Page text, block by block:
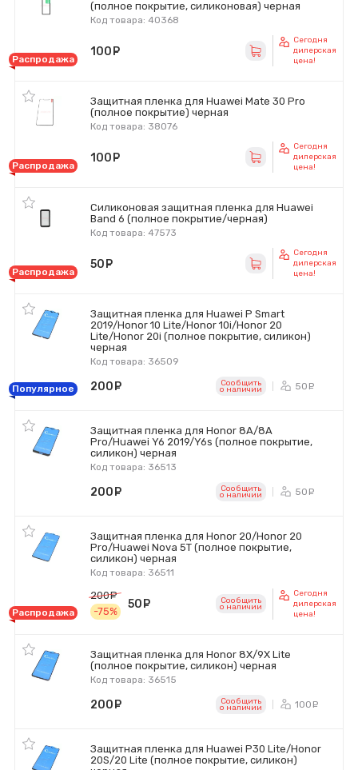
(полное покрытие, силиконовая) черная
Код товара: 40368
Распродажа
100
Сегодня
дилерская
цена!
Защитная пленка для Huawei Mate 30 Pro
(полное покрытие) черная
Код товара: 38076
Распродажа
100
Сегодня
дилерская
цена!
Силиконовая защитная пленка для Huawei
Band 6 (полное покрытие/черная)
Код товара: 47573
Распродажа
50
Сегодня
дилерская
цена!
Защитная пленка для Huawei P Smart
2019/Honor 10 Lite/Honor 10i/Honor 20
Lite/Honor 20i (полное покрытие, силикон)
черная
Код товара: 36509
Популярное 200 Сообщить
o наличии 50
Защитная пленка для Honor 8A/8A
Pro/Huawei Y6 2019/Y6s (полное покрытие,
силикон) черная
Код товара: 36513
200 Сообщить
o наличии 50
Защитная пленка для Honor 20/Honor 20
Pro/Huawei Nova 5T (полное покрытие,
силикон) черная
Код товара: 36511
Распродажа
200
-75%
50 Сообщить
o наличии
Сегодня
дилерская
цена!
Защитная пленка для Honor 8X/9X Lite
(полное покрытие, силикон) черная
Код товара: 36515
200 Сообщить
o наличии 100
Защитная пленка для Huawei P30 Lite/Honor
20S/20 Lite (полное покрытие, силикон)